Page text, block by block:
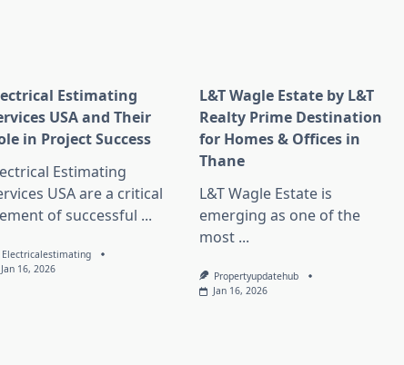
Estimating
USA and Their
in Project Success
Estimating
USA are a critical
of successful ...
Electricalestimating
Jan 16, 2026
L&T Wagle Estate by L&T
Realty Prime Destination
for Homes & Offices in
Thane
L&T Wagle Estate is
emerging as one of the
most ...
Propertyupdatehub
Jan 16, 2026